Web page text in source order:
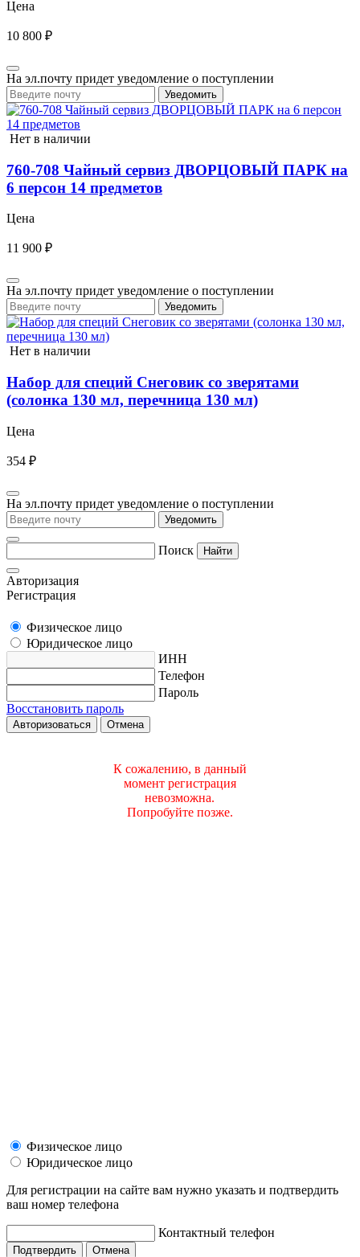
Цена
10 800 ₽
На эл.почту придет уведомление о поступлении
Уведомить
Нет в наличии
760-708 Чайный сервиз ДВОРЦОВЫЙ ПАРК на
6 персон 14 предметов
Цена
11 900 ₽
На эл.почту придет уведомление о поступлении
Уведомить
Нет в наличии
Набор для специй Снеговик со зверятами
(солонка 130 мл, перечница 130 мл)
Цена
354 ₽
На эл.почту придет уведомление о поступлении
Уведомить
Поиск Найти
Авторизация
Регистрация
Физическое лицо
Юридическое лицо
ИНН
Телефон
Пароль
Восстановить пароль
Авторизоваться Отмена
К сожалению, в данный
момент регистрация
невозможна.
Попробуйте позже.
Физическое лицо
Юридическое лицо
Для регистрации на сайте вам нужно указать и подтвердить
ваш номер телефона
Контактный телефон
Подтвердить Отмена